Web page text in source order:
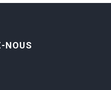
NOUS